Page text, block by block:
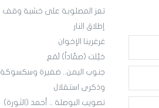
تعز المصلوبة على خشبة وقف
إطلاق النار
غرغرينا الإخوان
خيَّلت (صمَّاداً) لَمَع
جنوب اليمن.. ضفيرة وسكسوكة
وذكرى استقلال
تصويب البوصلة .. أحمد (الثورة)